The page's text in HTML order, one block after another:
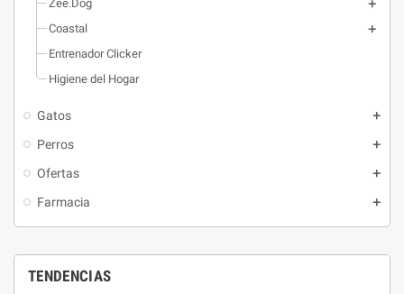
Zee.Dog
Coastal
Entrenador Clicker
Higiene del Hogar
Gatos
Perros
Ofertas
Farmacia
TENDENCIAS